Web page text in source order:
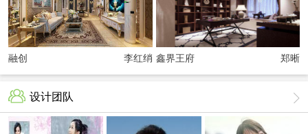
融创 李红绡 鑫界王府 郑晰
设计团队